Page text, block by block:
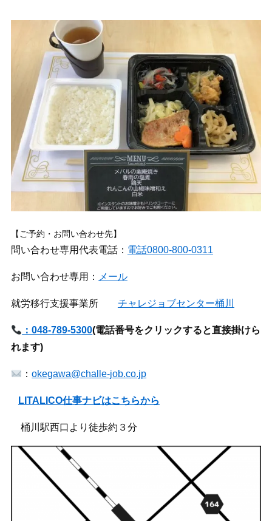
【ご予約・お問い合わせ先】
問い合わせ専用代表電話： 電話0800-800-0311
お問い合わせ専用： メール
就労移行支援事業所 チャレジョブセンター桶川
：048-789-5300(電話番号をクリックすると直接掛けら
れます)
：okegawa@challe-job.co.jp
LITALICO仕事ナビはこちらから
桶川駅西口より徒歩約３分